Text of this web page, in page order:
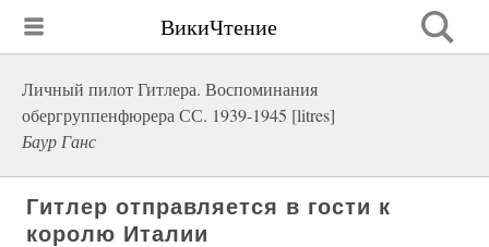
ВикиЧтение
Личный пилот Гитлера. Воспоминания
обергруппенфюрера СС. 1939-1945 [litres]
Баур Ганс
Гитлер отправляется в гости к
королю Италии